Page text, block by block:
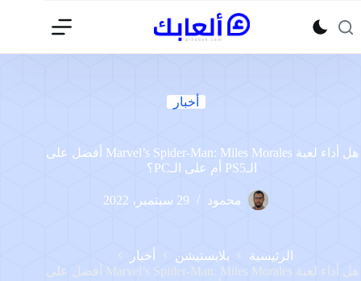
إلى
المحتوى
أخبار
هل أداء لعبة Marvel’s Spider-Man: Miles Morales أفضل على
الـPS5 أم على الـPC؟
محمود 29 سبتمبر، 2022
الرئيسية بلايستيشن
أخبار
هل أداء لعبة Marvel’s Spider-Man: Miles Morales أفضل على